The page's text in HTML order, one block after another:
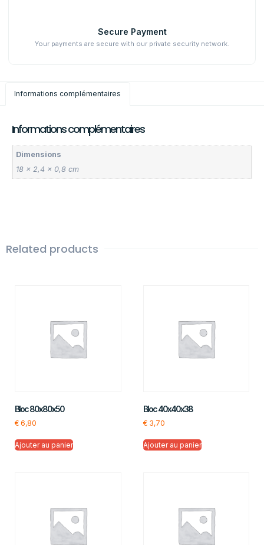
Secure Payment
Your payments are secure with our private security network.
Informations complémentaires
Informations complémentaires
Dimensions
18 × 2,4 × 0,8 cm
Related products
Bloc 80x80x50
€ 6,80
Ajouter au panier
Bloc 40x40x38
€3,70
Ajouter au panier